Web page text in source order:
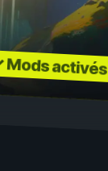
Mods activés